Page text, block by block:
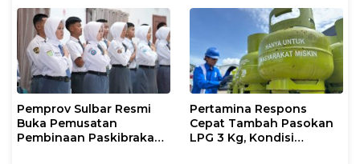
Pemprov Sulbar Resmi
Buka Pemusatan
Pembinaan Paskibraka
Pertamina Respons
Cepat Tambah Pasokan
LPG 3 Kg, Kondisi